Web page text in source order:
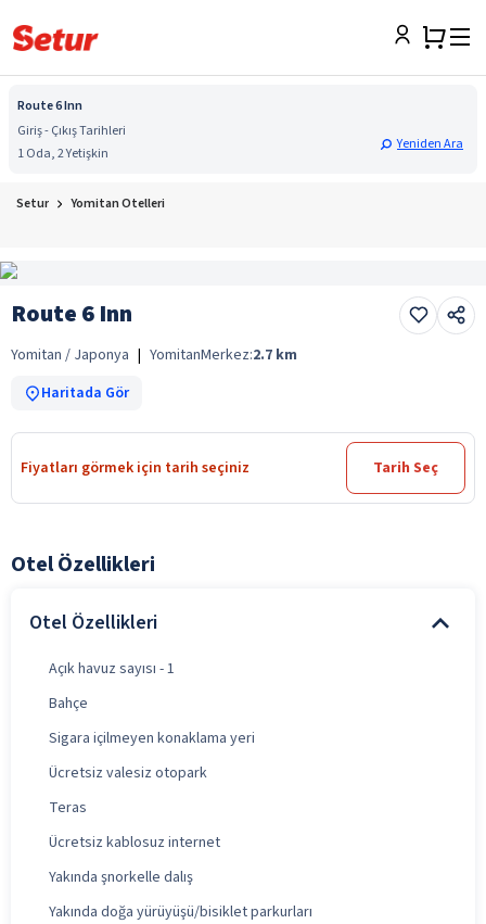
Route 6 Inn
Giriş - Çıkış Tarihleri
1 Oda, 2 Yetişkin
Yeniden Ara
Setur Yomitan Otelleri
Route 6 Inn
Yomitan / Japonya | YomitanMerkez:2.7 km
Haritada Gör
Fiyatları görmek için tarih seçiniz Tarih Seç
Otel Özellikleri
Otel Özellikleri
Açık havuz sayısı - 1
Bahçe
Sigara içilmeyen konaklama yeri
Ücretsiz valesiz otopark
Teras
Ücretsiz kablosuz internet
Yakında şnorkelle dalış
Yakında doğa yürüyüşü/bisiklet parkurları